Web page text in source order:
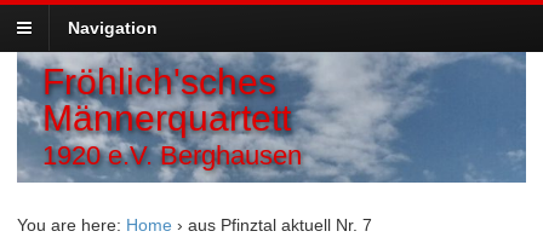
Navigation
Fröhlich'sches
Männerquartett
1920 e.V. Berghausen
You are here: Home › aus Pfinztal aktuell Nr. 7